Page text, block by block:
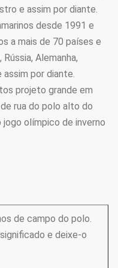
GB9286-880
≥2H
e assim por diante.
desde 1991 e
a mais de 70 países e
Alemanha,
assim por diante.
projeto grande em
rua do polo alto do
olímpico de inverno
de campo do polo.
e deixe-o